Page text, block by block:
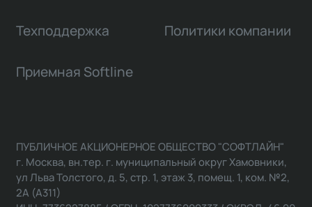
Техподдержка Политики компании
Приемная Softline
ПУБЛИЧНОЕ АКЦИОНЕРНОЕ ОБЩЕСТВО "СОФТЛАЙН"
г. Москва, вн.тер. г. муниципальный округ Хамовники,
ул Льва Толстого, д. 5, стр. 1, этаж 3, помещ. 1, ком. №2,
2А (А311)